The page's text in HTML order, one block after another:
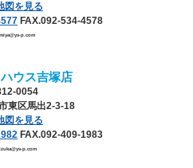
図を見る
FAX.092-534-4578
p.com
ウス吉塚店
0054
東区馬出2-3-18
図を見る
FAX.092-409-1983
p.com